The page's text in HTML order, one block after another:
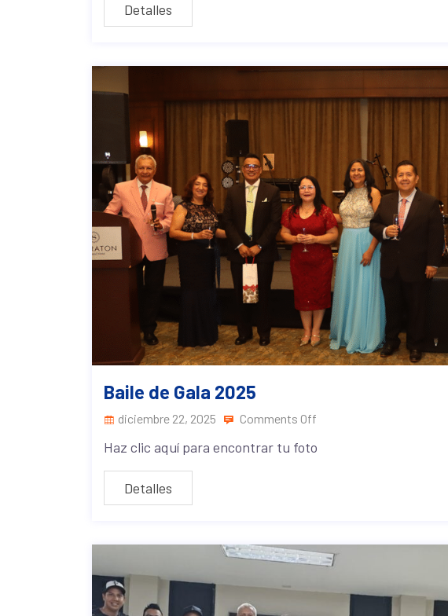
Detalles
Baile de Gala 2025
diciembre 22, 2025 Comments Off
Haz clic aquí para encontrar tu foto
Detalles